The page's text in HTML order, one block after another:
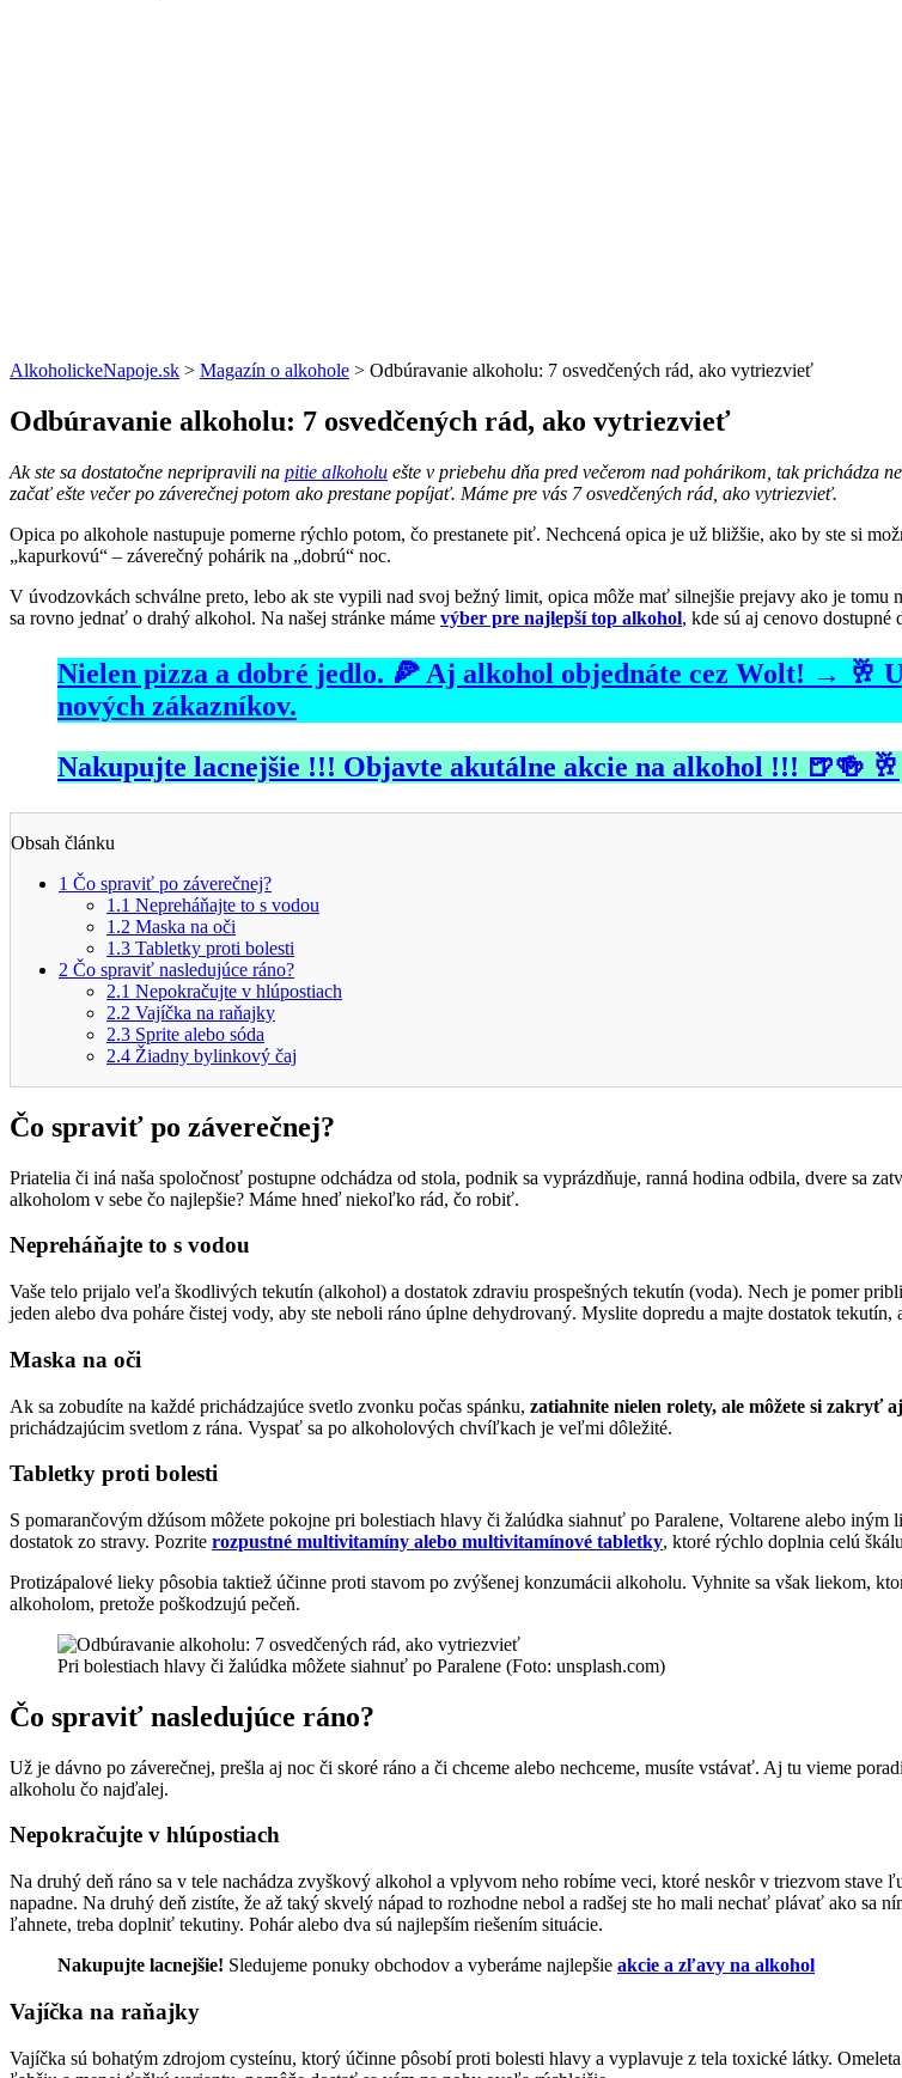
AlkoholickeNapoje.sk > Magazín o alkohole > Odbúravanie alkoholu: 7 osvedčených rád, ako vytriezvieť
Odbúravanie alkoholu: 7 osvedčených rád, ako vytriezvieť
Ak ste sa dostatočne nepripravili na pitie alkoholu ešte v priebehu dňa pred večerom nad pohárikom, tak prichádza
začať ešte večer po záverečnej potom ako prestane popíjať. Máme pre vás 7 osvedčených rád, ako vytriezvieť.
Opica po alkohole nastupuje pomerne rýchlo potom, čo prestanete piť. Nechcená opica je už bližšie, ako by ste si
„kapurkovú“ – záverečný pohárik na „dobrú“ noc.
V úvodzovkách schválne preto, lebo ak ste vypili nad svoj bežný limit, opica môže mať silnejšie prejavy ako je
sa rovno jednať o drahý alkohol. Na našej stránke máme výber pre najlepší top alkohol, kde sú aj cenovo dostupné
Nielen pizza a dobré jedlo. 🍕 Aj alkohol objednáte cez Wolt! →
nových zákazníkov.
Nakupujte lacnejšie !!! Objavte akutálne akcie na alkohol !!! 🍺🍻 🥂
Obsah článku
1 Čo spraviť po záverečnej?
1.1 Nepreháňajte to s vodou
1.2 Maska na oči
1.3 Tabletky proti bolesti
2 Čo spraviť nasledujúce ráno?
2.1 Nepokračujte v hlúpostiach
2.2 Vajíčka na raňajky
2.3 Sprite alebo sóda
2.4 Žiadny bylinkový čaj
Čo spraviť po záverečnej?
Priatelia či iná naša spoločnosť postupne odchádza od stola, podnik sa vyprázdňuje, ranná hodina odbila, dvere sa
alkoholom v sebe čo najlepšie? Máme hneď niekoľko rád, čo robiť.
Nepreháňajte to s vodou
Vaše telo prijalo veľa škodlivých tekutín (alkohol) a dostatok zdraviu prospešných tekutín (voda). Nech je pomer
jeden alebo dva poháre čistej vody, aby ste neboli ráno úplne dehydrovaný. Myslite dopredu a majte dostatok
Maska na oči
Ak sa zobudíte na každé prichádzajúce svetlo zvonku počas spánku, zatiahnite nielen rolety, ale môžete si zakryť
prichádzajúcim svetlom z rána. Vyspať sa po alkoholových chvíľkach je veľmi dôležité.
Tabletky proti bolesti
S pomarančovým džúsom môžete pokojne pri bolestiach hlavy či žalúdka siahnuť po Paralene, Voltarene alebo
dostatok zo stravy. Pozrite rozpustné multivitamíny alebo multivitamínové tabletky, ktoré rýchlo doplnia celú
Protizápalové lieky pôsobia taktiež účinne proti stavom po zvýšenej konzumácii alkoholu. Vyhnite sa však liekom,
alkoholom, pretože poškodzujú pečeň.
Pri bolestiach hlavy či žalúdka môžete siahnuť po Paralene (Foto: unsplash.com)
Čo spraviť nasledujúce ráno?
Už je dávno po záverečnej, prešla aj noc či skoré ráno a či chceme alebo nechceme, musíte vstávať. Aj tu vieme
alkoholu čo najďalej.
Nepokračujte v hlúpostiach
Na druhý deň ráno sa v tele nachádza zvyškový alkohol a vplyvom neho robíme veci, ktoré neskôr v triezvom stave
napadne. Na druhý deň zistíte, že až taký skvelý nápad to rozhodne nebol a radšej ste ho mali nechať plávať ako
ľahnete, treba doplniť tekutiny. Pohár alebo dva sú najlepším riešením situácie.
Nakupujte lacnejšie! Sledujeme ponuky obchodov a vyberáme najlepšie akcie a zľavy na alkohol
Vajíčka na raňajky
Vajíčka sú bohatým zdrojom cysteínu, ktorý účinne pôsobí proti bolesti hlavy a vyplavuje z tela toxické látky.